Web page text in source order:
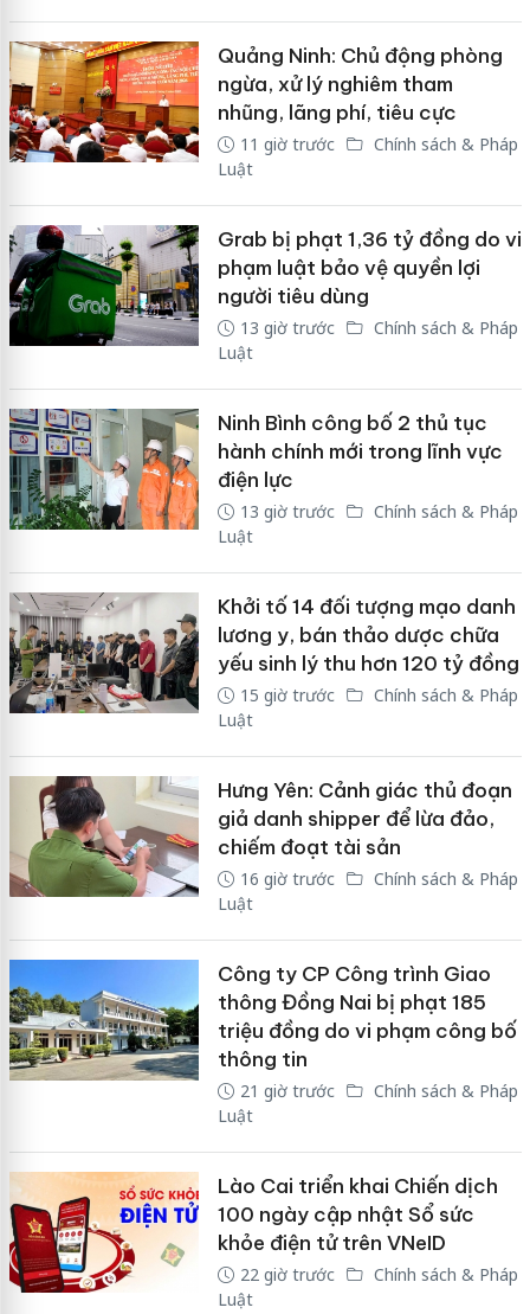
Quảng Ninh: Chủ động phòng
ngừa, xử lý nghiêm tham
nhũng, lãng phí, tiêu cực
11 giờ trước
Chính sách & Pháp
Luật
Grab bị phạt 1,36 tỷ đồng do vi
phạm luật bảo vệ quyền lợi
người tiêu dùng
13 giờ trước
Chính sách & Pháp
Luật
Ninh Bình công bố 2 thủ tục
hành chính mới trong lĩnh vực
điện lực
13 giờ trước
Chính sách & Pháp
Luật
Khởi tố 14 đối tượng mạo danh
lương y, bán thảo dược chữa
yếu sinh lý thu hơn 120 tỷ đồng
15 giờ trước
Chính sách & Pháp
Luật
Hưng Yên: Cảnh giác thủ đoạn
giả danh shipper để lừa đảo,
chiếm đoạt tài sản
16 giờ trước
Chính sách & Pháp
Luật
Công ty CP Công trình Giao
thông Đồng Nai bị phạt 185
triệu đồng do vi phạm công bố
thông tin
21 giờ trước
Chính sách & Pháp
Luật
Lào Cai triển khai Chiến dịch
100 ngày cập nhật Sổ sức
khỏe điện tử trên VNeID
22 giờ trước
Chính sách & Pháp
Luật